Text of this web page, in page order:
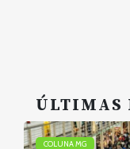
ÚLTIMAS
COLUNA MG